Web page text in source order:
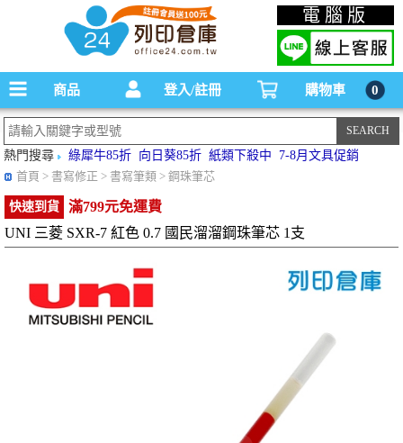
碳粉匣，墨水匣,原廠碳粉匣，副廠碳粉匣，環保碳粉匣,連續供墨印表機-office24列印
倉庫線上購物手機版
電腦版
商品 登入/註冊 購物車 0
熱門搜尋 綠犀牛85折 向日葵85折 紙類下殺中
7-8月文具促銷
首頁 > 書寫修正 > 書寫筆類 > 鋼珠筆芯
快速到貨
滿799元免運費
UNI 三菱 SXR-7 紅色 0.7 國民溜溜鋼珠筆芯 1支